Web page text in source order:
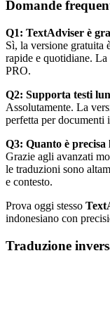
Domande
Q1: TextAdviser è
Sì, la versione gratuita
rapide e quotidiane.
PRO.
Q2: Supporta testi
Assolutamente. La
perfetta per documenti
Q3: Quanto è precisa
Grazie agli avanzati
le traduzioni sono
e contesto.
Prova oggi stesso
indonesiano con
Traduzione